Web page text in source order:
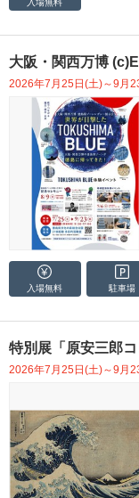
入場無料
大阪・関西万博
2026年7月25日(土)～9月
入場無料 駐車場
特別展「原安三郎
2026年7月25日(土)～9月